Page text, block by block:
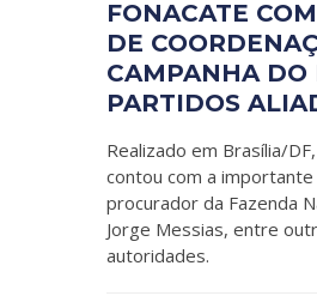
FONACATE
DE
CAMPANHA DO
PARTIDOS
Realizado em Brasília/
contou com a
procurador da Fazenda
Jorge Messias, entre
autoridades.